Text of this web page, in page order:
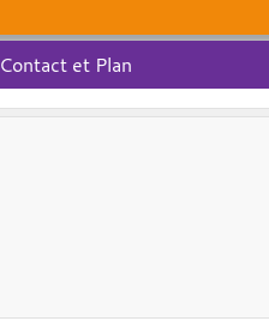
Contact et Plan